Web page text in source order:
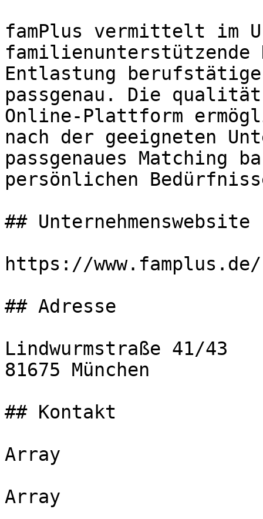
famPlus vermittelt im
Entlastung
passgenau. Die
Online-Plattform
nach der geeigneten
passgenaues Matching
persönlichen
## Unternehmenswebsite
https://www.famplus.de/
## Adresse
Lindwurmstraße 41/43
81675 München
## Kontakt
Array
Array